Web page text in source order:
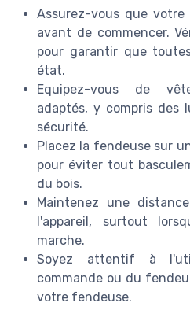
Assurez-vous que
avant de commencer.
pour garantir que
état.
Equipez-vous de
adaptés, y compris
sécurité.
Placez la fendeuse sur
pour éviter tout
du bois.
Maintenez une
l'appareil, surtout
marche.
Soyez attentif à
commande ou du
votre fendeuse.